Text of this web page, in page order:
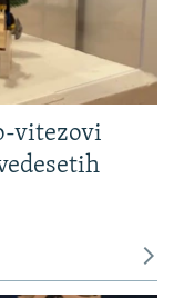
vitezovi